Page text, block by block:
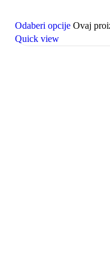
Odaberi opcije Ovaj
Quick view